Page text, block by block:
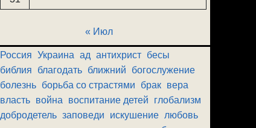
« Июл
Россия Украина ад антихрист бесы
библия
благодать ближний
богослужение
болезнь борьба со страстями брак вера
власть война воспитание детей
глобализм
добродетель заповеди искушение любовь